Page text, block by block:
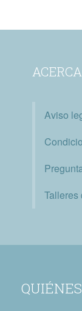
Aviso
Talleres
QUIÉNES